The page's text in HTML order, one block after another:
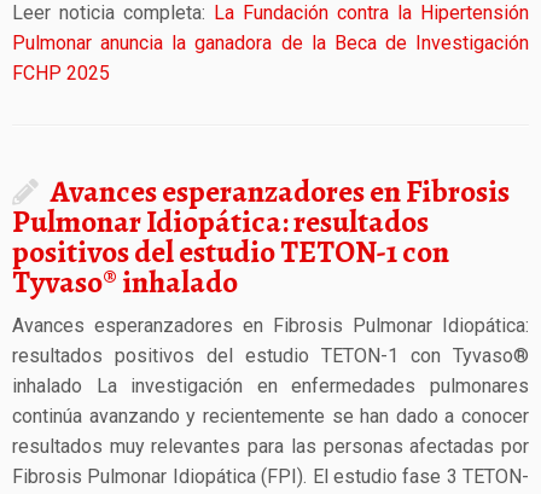
Leer noticia completa: La Fundación contra la Hipertensión
Pulmonar anuncia la ganadora de la Beca de Investigación
FCHP 2025
Avances esperanzadores en Fibrosis
Pulmonar Idiopática: resultados
positivos del estudio TETON-1 con
Tyvaso® inhalado
Avances esperanzadores en Fibrosis Pulmonar Idiopática:
resultados positivos del estudio TETON-1 con Tyvaso®
inhalado La investigación en enfermedades pulmonares
continúa avanzando y recientemente se han dado a conocer
resultados muy relevantes para las personas afectadas por
Fibrosis Pulmonar Idiopática (FPI). El estudio fase 3 TETON-